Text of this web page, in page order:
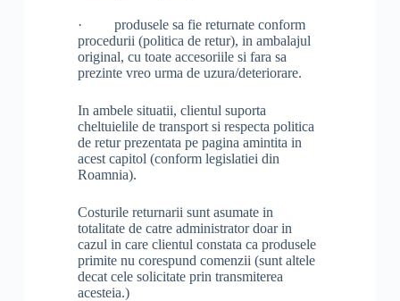
· produsele sa fie returnate conform
procedurii (politica de retur), in ambalajul
original, cu toate accesoriile si fara sa
prezinte vreo urma de uzura/deteriorare.
In ambele situatii, clientul suporta
cheltuielile de transport si respecta politica
de retur prezentata pe pagina amintita in
acest capitol (conform legislatiei din
Roamnia).
Costurile returnarii sunt asumate in
totalitate de catre administrator doar in
cazul in care clientul constata ca produsele
primite nu corespund comenzii (sunt altele
decat cele solicitate prin transmiterea
acesteia.)